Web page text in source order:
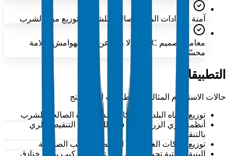
آمنة لإمدادات المياه الصالحة للشرب وتوزيع مياه الشرب
معامل تصميم C عالي لا يقل عن 1.25 لهوامش سلامة
محسّنة
التطبيقات
حالات الاستخدام المثالية والقطاعات لهذا المنتج
توزيع المياه البلدية وشبكات إمداد المياه الصالحة للشرب
أنظمة الري الزراعي بما في ذلك أنابيب التنقيط والري
بالتنقيط
توزيع شبكات الغاز عالي الضغط والأنابيب الصناعية
البنية التحتية تحت الأرض التي تتطلب تركيب بدون خنادق